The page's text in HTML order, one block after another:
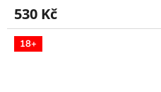
530 Kč
18+